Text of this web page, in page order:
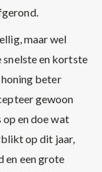
maar wel
en kortste
beter
gewoon
en doe wat
op dit jaar,
en een grote